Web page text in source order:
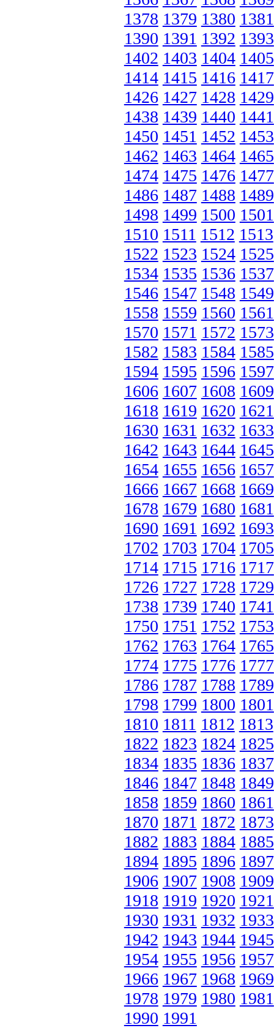
1378 1379 1380 1381
1390 1391 1392 1393
1402 1403 1404 1405
1414 1415 1416 1417
1426 1427 1428 1429
1438 1439 1440 1441
1450 1451 1452 1453
1462 1463 1464 1465
1474 1475 1476 1477
1486 1487 1488 1489
1498 1499 1500 1501
1510 1511 1512 1513
1522 1523 1524 1525
1534 1535 1536 1537
1546 1547 1548 1549
1558 1559 1560 1561
1570 1571 1572 1573
1582 1583 1584 1585
1594 1595 1596 1597
1606 1607 1608 1609
1618 1619 1620 1621
1630 1631 1632 1633
1642 1643 1644 1645
1654 1655 1656 1657
1666 1667 1668 1669
1678 1679 1680 1681
1690 1691 1692 1693
1702 1703 1704 1705
1714 1715 1716 1717
1726 1727 1728 1729
1738 1739 1740 1741
1750 1751 1752 1753
1762 1763 1764 1765
1774 1775 1776 1777
1786 1787 1788 1789
1798 1799 1800 1801
1810 1811 1812 1813
1822 1823 1824 1825
1834 1835 1836 1837
1846 1847 1848 1849
1858 1859 1860 1861
1870 1871 1872 1873
1882 1883 1884 1885
1894 1895 1896 1897
1906 1907 1908 1909
1918 1919 1920 1921
1930 1931 1932 1933
1942 1943 1944 1945
1954 1955 1956 1957
1966 1967 1968 1969
1978 1979 1980 1981
1990 1991